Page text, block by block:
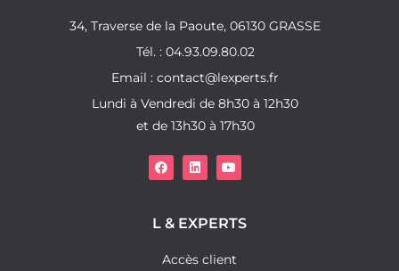
34, Traverse de la Paoute, 06130 GRASSE
Tél. : 04.93.09.80.02
Email : contact@lexperts.fr
Lundi à Vendredi de 8h30 à 12h30
et de 13h30 à 17h30
L & EXPERTS
Accès client